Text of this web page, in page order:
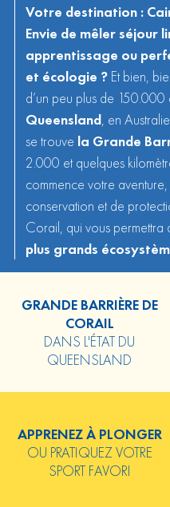
Votre destination :
Envie de mêler séjour
apprentissage ou
et écologie ? Et bien,
d’un peu plus de 150.000
Queensland, en
se trouve la Grande
2.000 et quelques
commence votre
conservation et de
Corail, qui vous permettra
plus grands
GRANDE BARRIÈRE DE
CORAIL
DANS L'ÉTAT DU
QUEENSLAND
APPRENEZ À PLONGER
OU PRATIQUEZ VOTRE
SPORT FAVORI